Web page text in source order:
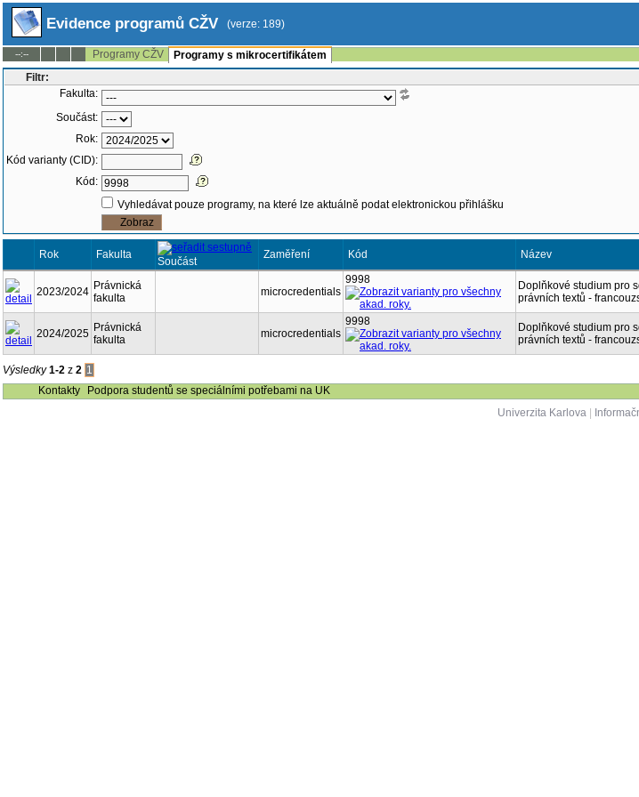
Evidence programů CŽV (verze: 189)
--:-- Programy CŽV
Programy s mikrocertifikátem
Filtr:
Fakulta:
Součást:
Rok:
Kód varianty (CID):
Kód:
Vyhledávat pouze programy, na které lze aktuálně podat elektronickou přihlášku
Rok Fakulta
Součást
Zaměření Kód Název
2023/2024 Právnická
fakulta
microcredentials
9998
Doplňkové studium pro
právních textů -
2024/2025 Právnická
fakulta
microcredentials
9998
Doplňkové studium pro
právních textů -
Výsledky1-2 z 2 1
Kontakty
Podpora studentů se speciálními potřebami na UK
Univerzita Karlova|